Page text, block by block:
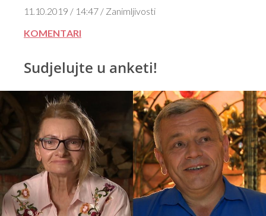
11.10.2019 / 14:47 / Zanimljivosti
KOMENTARI
Sudjelujte u anketi!